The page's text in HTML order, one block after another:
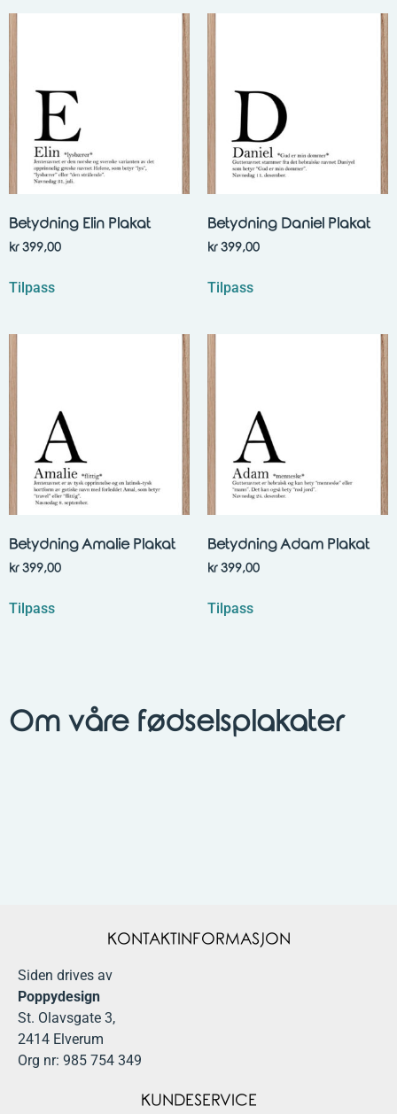
Betydning Elin Plakat
kr399,00
Tilpass
Betydning Daniel Plakat
kr399,00
Tilpass
Betydning Amalie Plakat
kr399,00
Tilpass
Betydning Adam Plakat
kr399,00
Tilpass
Om våre fødselsplakater
KONTAKTINFORMASJON
Siden drives av
Poppydesign
St. Olavsgate 3,
2414 Elverum
Org nr: 985 754 349
KUNDESERVICE